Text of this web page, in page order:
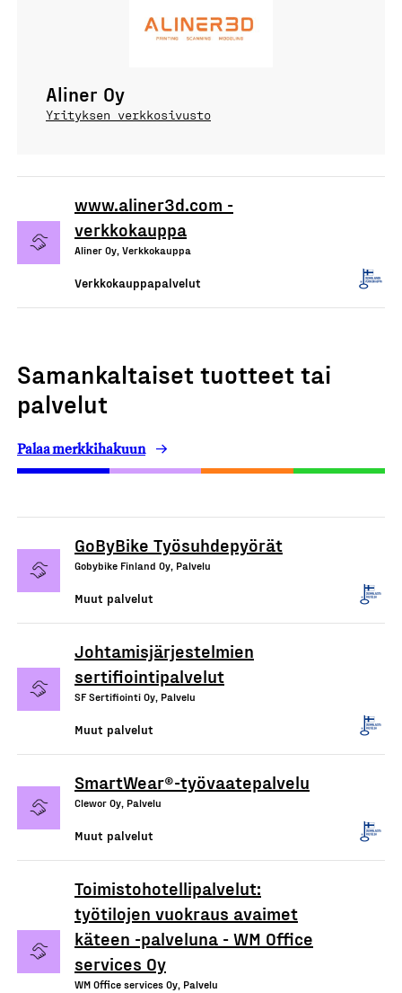
Aliner Oy
Yrityksen verkkosivusto
www.aliner3d.com -
verkkokauppa
Aliner Oy, Verkkokauppa
Verkkokauppapalvelut
Samankaltaiset tuotteet tai
palvelut
Palaa merkkihakuun
GoByBike Työsuhdepyörät
Gobybike Finland Oy, Palvelu
Muut palvelut
Johtamisjärjestelmien
sertifiointipalvelut
SF Sertifiointi Oy, Palvelu
Muut palvelut
SmartWear®-työvaatepalvelu
Clewor Oy, Palvelu
Muut palvelut
Toimistohotellipalvelut:
työtilojen vuokraus avaimet
käteen -palveluna - WM Office
services Oy
WM Office services Oy, Palvelu